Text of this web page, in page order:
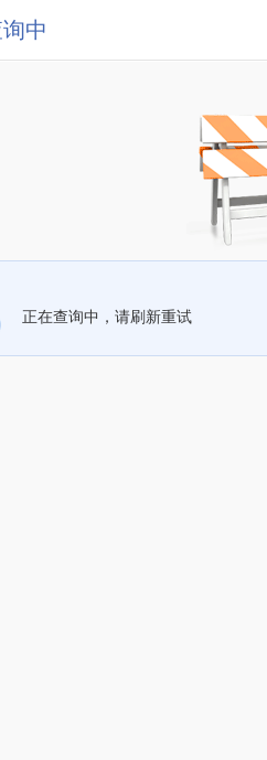
中
正在查询中，请刷新重试